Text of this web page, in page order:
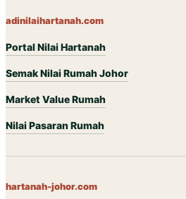
adinilaihartanah.com
Portal Nilai Hartanah
Semak Nilai Rumah Johor
Market Value Rumah
Nilai Pasaran Rumah
hartanah-johor.com